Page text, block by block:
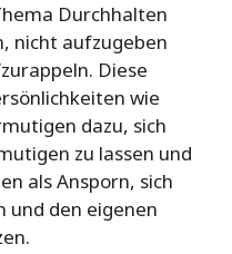
Durchhalten
nicht aufzugeben
Diese
wie
dazu, sich
zu lassen und
als Ansporn, sich
und den eigenen